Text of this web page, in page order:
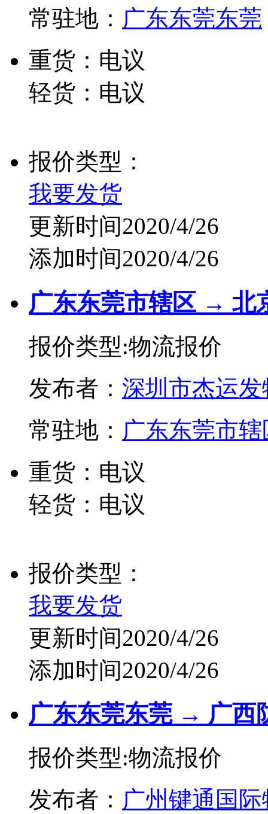
常驻地： 广东东莞东莞
重货：电议
轻货：电议
报价类型：
我要发货
更新时间2020/4/26
添加时间2020/4/26
广东东莞市辖区 → 北
报价类型:物流报价
发布者： 深圳市杰运
常驻地： 广东东莞市辖
重货：电议
轻货：电议
报价类型：
我要发货
更新时间2020/4/26
添加时间2020/4/26
广东东莞东莞 → 广西
报价类型:物流报价
发布者： 广州键通国